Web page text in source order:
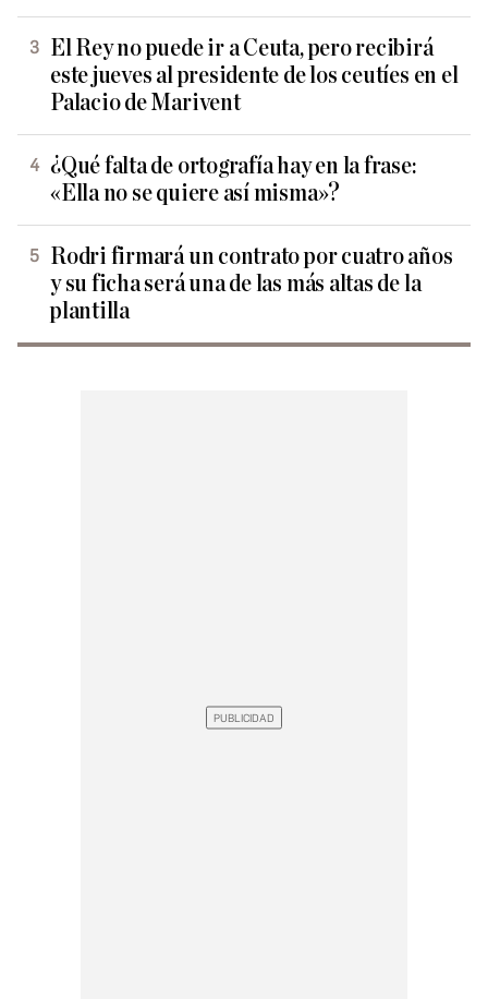
El Rey no puede ir a Ceuta, pero recibirá
este jueves al presidente de los ceutíes en el
Palacio de Marivent
¿Qué falta de ortografía hay en la frase:
«Ella no se quiere así misma»?
Rodri firmará un contrato por cuatro años
y su ficha será una de las más altas de la
plantilla